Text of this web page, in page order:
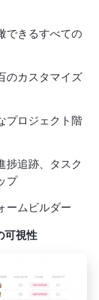
できるすべての
のカスタマイズ
プロジェクト階
捗追跡、タスク
プ
ームビルダー
可視性